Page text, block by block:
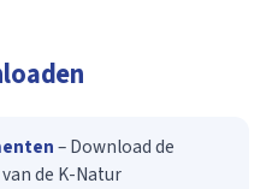
– Download de
de K-Natur